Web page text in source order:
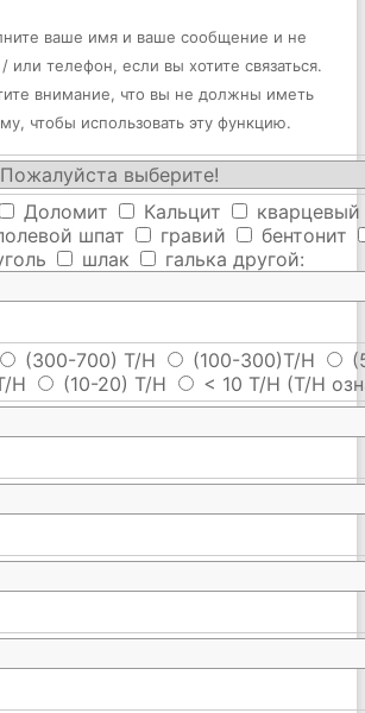
ваше имя и ваше сообщение и не
или телефон, если вы хотите связаться.
внимание, что вы не должны иметь
чтобы использовать эту функцию.
Доломит Кальцит
кварцевый
шпат
гравий
бентонит
шлак галька другой:
(300-700) T/H (100-300)T/H
H
(10-20) T/H < 10 T/H (T/H